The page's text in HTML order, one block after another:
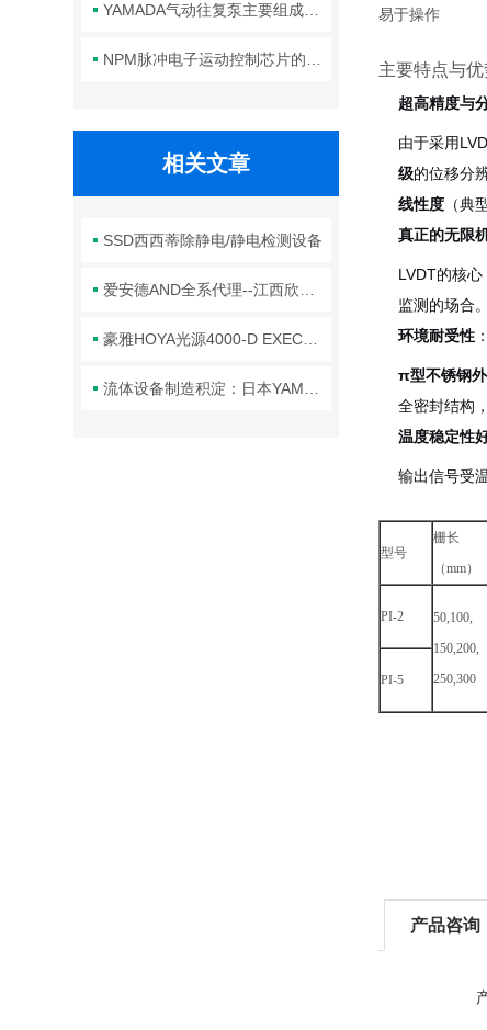
相关文章
SSD西西蒂除静电/静电检测设备
易于操作
主要特点与优
超高精度与
由于采用
级的位移分辨
线性度 （典
真正的无限
LVDT的核
监测的场合。
环境耐受性 ：
π型不锈钢
全密封结构
温度稳定性
输出信号受
型号
栅长
（mm）
PI-2
50,100,
150,200,
250,300
PI-5
产品咨询